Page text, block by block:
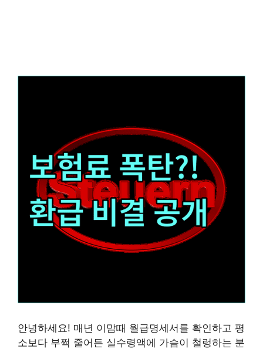
안녕하세요! 매년 이맘때 월급명세서를 확인하고 평
소보다 부쩍 줄어든 실수령액에 가슴이 철렁하는 분